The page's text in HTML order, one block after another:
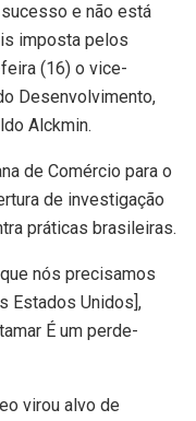
e não está
imposta pelos
(16) o vice-
Desenvolvimento,
Alckmin.
de Comércio para o
de investigação
práticas brasileiras.
nós precisamos
Estados Unidos],
É um perde-
virou alvo de